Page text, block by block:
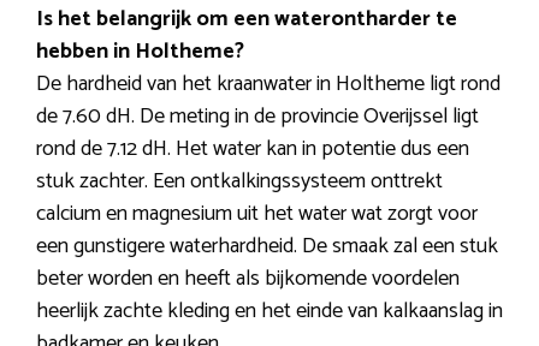
Is het belangrijk om een waterontharder te
hebben in Holtheme?
De hardheid van het kraanwater in Holtheme ligt rond
de 7.60 dH. De meting in de provincie Overijssel ligt
rond de 7.12 dH. Het water kan in potentie dus een
stuk zachter. Een ontkalkingssysteem onttrekt
calcium en magnesium uit het water wat zorgt voor
een gunstigere waterhardheid. De smaak zal een stuk
beter worden en heeft als bijkomende voordelen
heerlijk zachte kleding en het einde van kalkaanslag in